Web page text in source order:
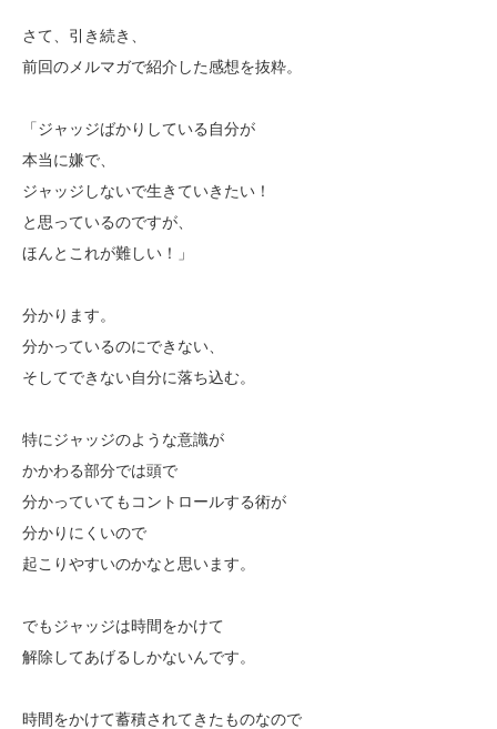
さて、引き続き、
前回のメルマガで紹介した感想を抜粋。
「ジャッジばかりしている自分が
本当に嫌で、
ジャッジしないで生きていきたい！
と思っているのですが、
ほんとこれが難しい！」
分かります。
分かっているのにできない、
そしてできない自分に落ち込む。
特にジャッジのような意識が
かかわる部分では頭で
分かっていてもコントロールする術が
分かりにくいので
起こりやすいのかなと思います。
でもジャッジは時間をかけて
解除してあげるしかないんです。
時間をかけて蓄積されてきたものなので